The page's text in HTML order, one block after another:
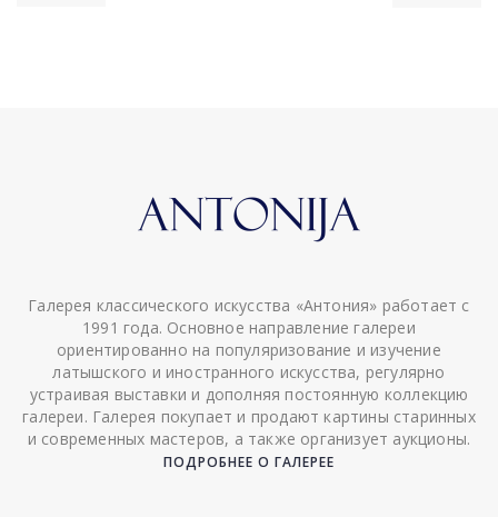
Галерея классического искусства «Антония» работает с
1991 года. Основное направление галереи
ориентированно на популяризование и изучение
латышского и иностранного искусства, регулярно
устраивая выставки и дополняя постоянную коллекцию
галереи. Галерея покупает и продают картины старинных
и современных мастеров, а также организует аукционы.
ПОДРОБНЕЕ О ГАЛЕРЕЕ